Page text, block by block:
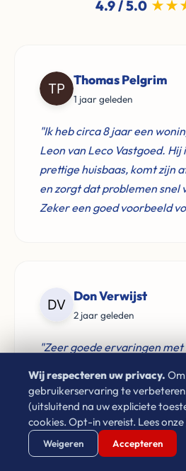
4.9 / 5.0
Thomas Pelgrim
1 jaar geleden
"Ik heb circa 8 jaar een
Leon van Leco Vastgoed. Hij
prettige huisbaas, komt zijn
en zorgt dat problemen snel
Zeker een goed voorbeeld
Don Verwijst
2 jaar geleden
"Zeer goede ervaringen met
voor de aankoop van je
contact op. Aan te raden!"
Wij respecteren uw privacy.
gebruikerservaring te
(uitsluitend na uw expliciete
cookies. Opt-in vereist. Lees onze
Weigeren Accepteren
Verstuur WhatsApp